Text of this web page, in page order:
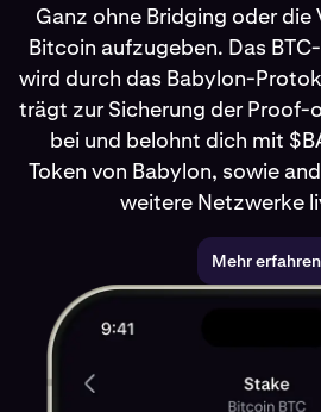
Ganz ohne Bridging oder die
Bitcoin aufzugeben. Das
wird durch das Babylon-
trägt zur Sicherung der
bei und belohnt dich mit
Token von Babylon, sowie
weitere Netzwerke
Mehr erfahren